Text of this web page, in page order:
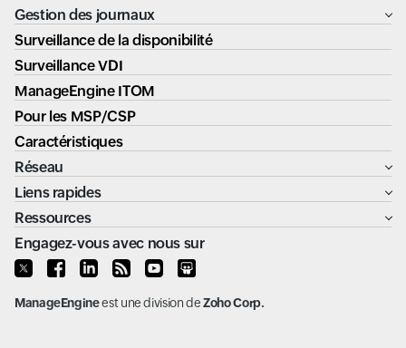
Gestion des journaux
Surveillance de la disponibilité
Surveillance VDI
ManageEngine ITOM
Pour les MSP/CSP
Caractéristiques
Réseau
Liens rapides
Ressources
Engagez-vous avec nous sur
ManageEngineest une division deZoho Corp.